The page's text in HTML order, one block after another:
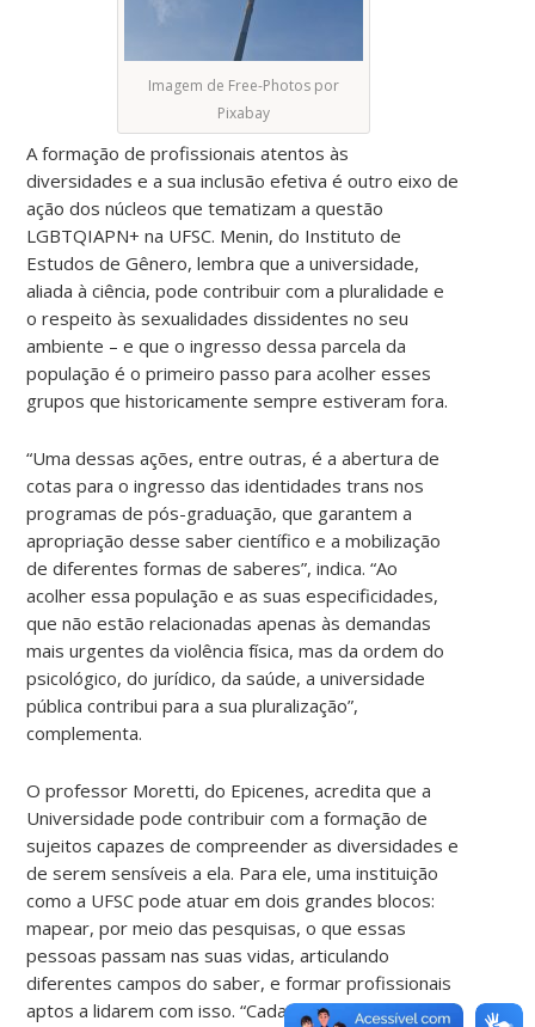
Imagem de Free-Photos por
Pixabay
A formação de profissionais atentos às
diversidades e a sua inclusão efetiva é outro eixo de
ação dos núcleos que tematizam a questão
LGBTQIAPN+ na UFSC. Menin, do Instituto de
Estudos de Gênero, lembra que a universidade,
aliada à ciência, pode contribuir com a pluralidade e
o respeito às sexualidades dissidentes no seu
ambiente – e que o ingresso dessa parcela da
população é o primeiro passo para acolher esses
grupos que historicamente sempre estiveram fora.
“Uma dessas ações, entre outras, é a abertura de
cotas para o ingresso das identidades trans nos
programas de pós-graduação, que garantem a
apropriação desse saber científico e a mobilização
de diferentes formas de saberes”, indica. “Ao
acolher essa população e as suas especificidades,
que não estão relacionadas apenas às demandas
mais urgentes da violência física, mas da ordem do
psicológico, do jurídico, da saúde, a universidade
pública contribui para a sua pluralização”,
complementa.
O professor Moretti, do Epicenes, acredita que a
Universidade pode contribuir com a formação de
sujeitos capazes de compreender as diversidades e
de serem sensíveis a ela. Para ele, uma instituição
como a UFSC pode atuar em dois grandes blocos:
mapear, por meio das pesquisas, o que essas
pessoas passam nas suas vidas, articulando
diferentes campos do saber, e formar profissionais
aptos a lidarem com isso. “Cada vez mais a